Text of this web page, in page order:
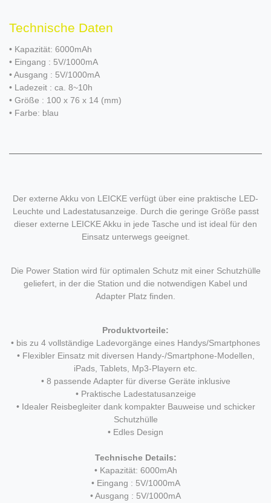
Technische Daten
• Kapazität: 6000mAh
• Eingang : 5V/1000mA
• Ausgang : 5V/1000mA
• Ladezeit : ca. 8~10h
• Größe : 100 x 76 x 14 (mm)
• Farbe: blau
Der externe Akku von LEICKE verfügt über eine praktische LED-
Leuchte und Ladestatusanzeige. Durch die geringe Größe passt
dieser externe LEICKE Akku in jede Tasche und ist ideal für den
Einsatz unterwegs geeignet.
Die Power Station wird für optimalen Schutz mit einer Schutzhülle
geliefert, in der die Station und die notwendigen Kabel und
Adapter Platz finden.
Produktvorteile:
• bis zu 4 vollständige Ladevorgänge eines Handys/Smartphones
• Flexibler Einsatz mit diversen Handy-/Smartphone-Modellen,
iPads, Tablets, Mp3-Playern etc.
• 8 passende Adapter für diverse Geräte inklusive
• Praktische Ladestatusanzeige
• Idealer Reisbegleiter dank kompakter Bauweise und schicker
Schutzhülle
• Edles Design
Technische Details:
• Kapazität: 6000mAh
• Eingang : 5V/1000mA
• Ausgang : 5V/1000mA